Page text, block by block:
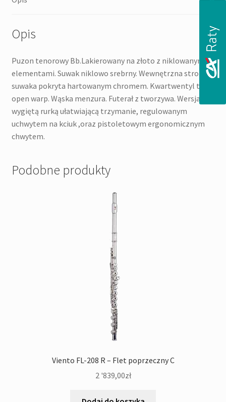
Opis
Puzon tenorowy Bb.Lakierowany na złoto z niklowanymi
elementami. Suwak niklowo srebrny. Wewnętrzna strona
suwaka pokryta hartowanym chromem. Kwartwentyl typu
open warp. Wąska menzura. Futerał z tworzywa. Wersja z
wygiętą rurką ułatwiającą trzymanie, regulowanym
uchwytem na kciuk ,oraz pistoletowym ergonomicznym
chwytem.
Podobne produkty
Viento FL-208 R – Flet poprzeczny C
2 '839,00zł